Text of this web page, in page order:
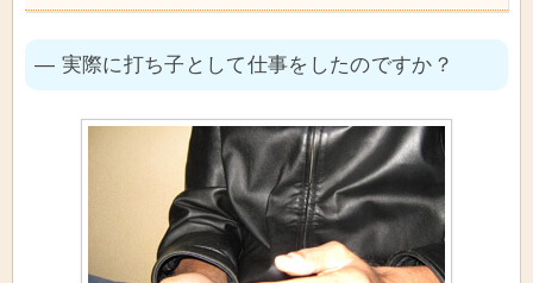
― 実際に打ち子として仕事をしたのですか？